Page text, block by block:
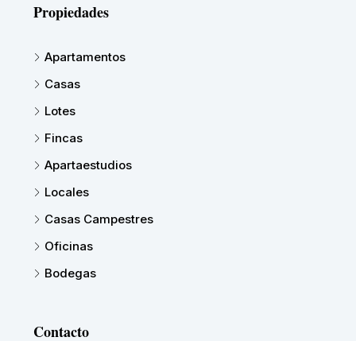
Propiedades
Apartamentos
Casas
Lotes
Fincas
Apartaestudios
Locales
Casas Campestres
Oficinas
Bodegas
Contacto